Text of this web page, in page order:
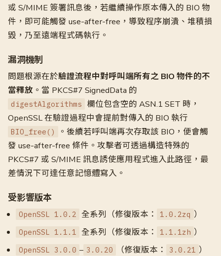
或 S/MIME 簽署訊息後，若繼續操作原本傳入的 BIO 物
件，即可能觸發 use-after-free，導致程序崩潰、堆積損
毀，乃至遠端程式碼執行。
漏洞機制
問題根源在於驗證流程中對呼叫端所有之 BIO 物件的不
當釋放 。當 PKCS#7 SignedData 的
digestAlgorithms
欄位包含空的 ASN.1 SET 時，
OpenSSL 在驗證過程中會提前對傳入的 BIO 執行
BIO_free()
。後續若呼叫端再次存取該 BIO，便會觸
發 use-after-free 條件。攻擊者可透過構造特殊的
PKCS#7 或 S/MIME 訊息誘使應用程式進入此路徑，最
差情況下可達任意記憶體寫入。
受影響版本
OpenSSL 1.0.2 全系列（修復版本： 1.0.2zq ）
OpenSSL 1.1.1 全系列（修復版本： 1.1.1zh ）
OpenSSL 3.0.0 – 3.0.20 （修復版本： 3.0.21 ）